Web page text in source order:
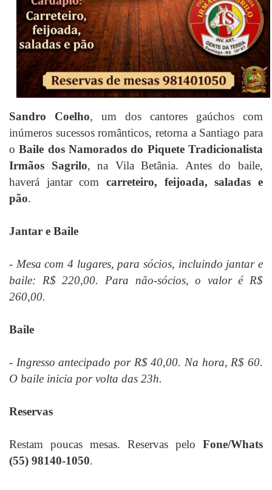
Sandro Coelho, um dos cantores gaúchos com
inúmeros sucessos românticos, retorna a Santiago para
oBaile dos Namorados do Piquete Tradicionalista
Irmãos Sagrilo, na Vila Betânia. Antes do baile,
haverá jantar com carreteiro, feijoada, saladas e
pão.
Jantar e Baile
- Mesa com 4 lugares, para sócios, incluindo jantar e
baile: R$ 220,00. Para não-sócios, o valor é R$
260,00.
Baile
- Ingresso antecipado por R$ 40,00. Na hora, R$ 60.
O baile inicia por volta das 23h.
Reservas
Restam poucas mesas. Reservas pelo Fone/Whats
(55) 98140-1050.